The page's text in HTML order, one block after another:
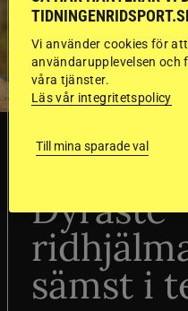
Dyraste
sämst i
Vi använder cookies för
användarupplevelsen
våra tjänster.
Läs vår integritetspolicy
Till mina sparade val